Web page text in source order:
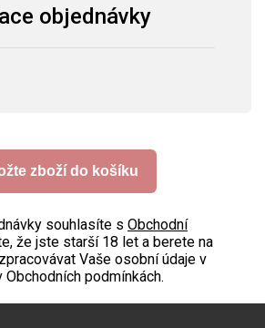
objednávky
zboží do košíku
souhlasíte s Obchodní
že jste starší 18 let a berete na
Vaše osobní údaje v
podmínkách.